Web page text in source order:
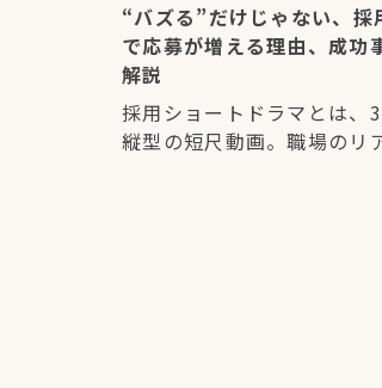
“バズる”だけじゃない、採
で応募が増える理由、成功
解説
採用ショートドラマとは、
縦型の短尺動画。職場のリ